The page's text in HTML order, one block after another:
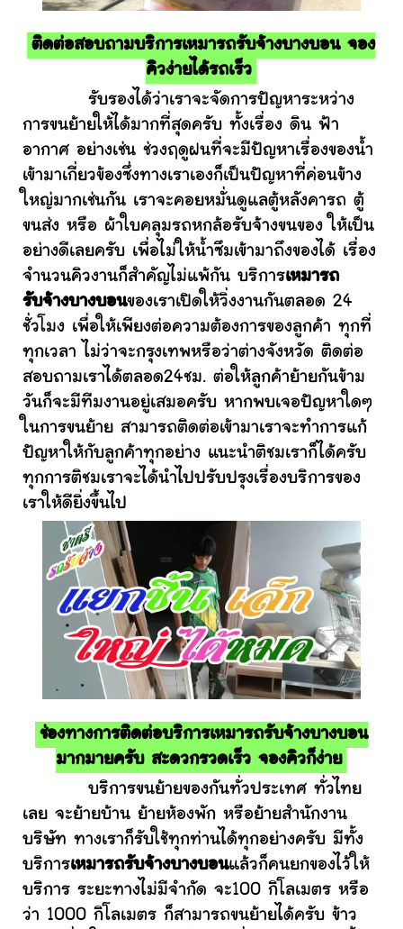
ติดต่อสอบถามบริการเหมารถรับจ้างบางบอน จอง
คิวง่ายได้รถเร็ว
รับรองได้ว่าเราจะจัดการปัญหาระหว่าง
การขนย้ายให้ได้มากที่สุดครับ ทั้งเรื่อง ดิน ฟ้า
อากาศ อย่างเช่น ช่วงฤดูฝนที่จะมีปัญหาเรื่องของน้ำ
เข้ามาเกี่ยวข้องซึ่งทางเราเองก็เป็นปัญหาที่ค่อนข้าง
ใหญ่มากเช่นกัน เราจะคอยหมั่นดูแลตู้หลังคารถ ตู้
ขนส่ง หรือ ผ้าใบคลุมรถหกล้อรับจ้างขนของ ให้เป็น
อย่างดีเลยครับ เพื่อไม่ให้น้ำซึมเข้ามาถึงของได้ เรื่อง
จำนวนคิวงานก็สำคัญไม่แพ้กัน บริการเหมารถ
รับจ้างบางบอนของเราเปิดให้วิ่งงานกันตลอด 24
ชั่วโมง เพื่อให้เพียงต่อความต้องการของลูกค้า ทุกที่
ทุกเวลา ไม่ว่าจะกรุงเทพหรือว่าต่างจังหวัด ติดต่อ
สอบถามเราได้ตลอด24ชม. ต่อให้ลูกค้าย้ายกันข้าม
วันก็จะมีทีมงานอยู่เสมอครับ หากพบเจอปัญหาใดๆ
ในการขนย้าย สามารถติดต่อเข้ามาเราจะทำการแก้
ปัญหาให้กับลูกค้าทุกอย่าง แนะนำติชมเราก็ได้ครับ
ทุกการติชมเราจะได้นำไปปรับปรุงเรื่องบริการของ
เราให้ดียิ่งขึ้นไป
ช่องทางการติดต่อบริการเหมารถรับจ้างบางบอน
มากมายครับ สะดวกรวดเร็ว จองคิวก็ง่าย
บริการขนย้ายของกันทั่วประเทศ ทั่วไทย
เลย จะย้ายบ้าน ย้ายห้องพัก หรือย้ายสำนักงาน
บริษัท ทางเราก็รับใช้ทุกท่านได้ทุกอย่างครับ มีทั้ง
บริการเหมารถรับจ้างบางบอนแล้วก็คนยกของไว้ให้
บริการ ระยะทางไม่มีจำกัด จะ100 กิโลเมตร หรือ
ว่า 1000 กิโลเมตร ก็สามารถขนย้ายได้ครับ ข้าว